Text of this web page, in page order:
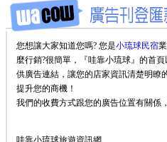
您想讓大家知道您嗎? 您是小琉球民宿
麼行銷?很簡單，『哇靠小琉球』的首
供廣告連結，讓您的店家資訊清楚明瞭
提升您的商機！
我們的收費方式跟您的廣告位置有關係
哇靠小琉球旅遊資訊網